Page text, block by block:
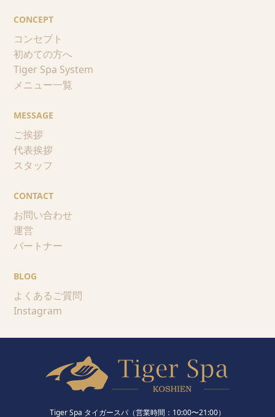
CONCEPT
コンセプト
初めての方へ
Tiger Spa System
メニュー一覧
MESSAGE
ご挨拶
代表挨拶
スタッフ
CONTACT
お問い合わせ
運営
パートナー
BLOG
よくあるご質問
Instagram
Tiger Spa タイガースパ（営業時間：10:00〜21:00）